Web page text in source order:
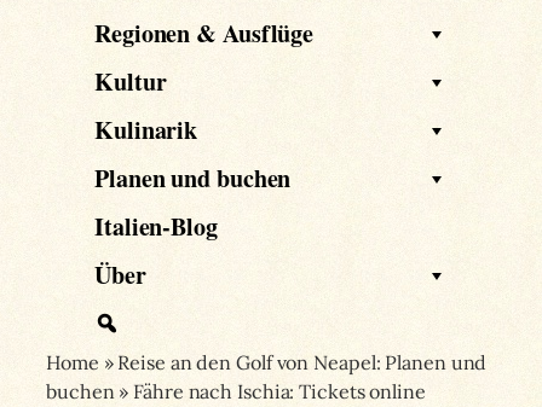
Regionen & Ausflüge
Kultur
Kulinarik
Planen und buchen
Italien-Blog
Über
Home » Reise an den Golf von Neapel: Planen und
buchen» Fähre nach Ischia: Tickets online